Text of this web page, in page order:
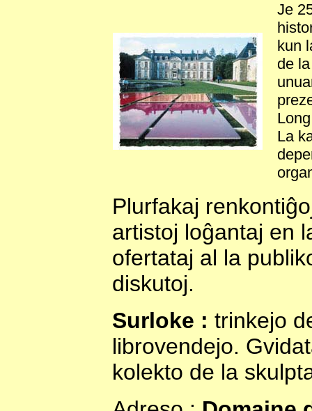
Je
kun
de
La
Plurfakaj
artistoj loĝantaj en
ofertataj al la
diskutoj.
Surloke : trinkejo
librovendejo.
kolekto de la